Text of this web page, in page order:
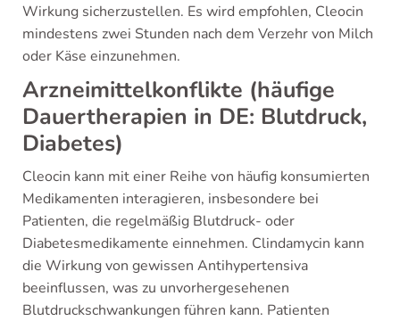
Wirkung sicherzustellen. Es wird empfohlen, Cleocin
mindestens zwei Stunden nach dem Verzehr von Milch
oder Käse einzunehmen.
Arzneimittelkonflikte (häufige
Dauertherapien in DE: Blutdruck,
Diabetes)
Cleocin kann mit einer Reihe von häufig konsumierten
Medikamenten interagieren, insbesondere bei
Patienten, die regelmäßig Blutdruck- oder
Diabetesmedikamente einnehmen. Clindamycin kann
die Wirkung von gewissen Antihypertensiva
beeinflussen, was zu unvorhergesehenen
Blutdruckschwankungen führen kann. Patienten